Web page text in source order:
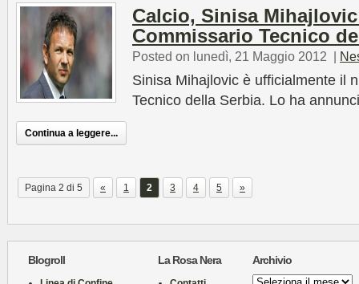
Calcio, Sinisa
Commissario Tecnico
Posted on lunedì, 21 Maggio 2012 |
Sinisa Mihajlovic è ufficialmente il
Tecnico della Serbia. Lo ha
Continua a leggere...
Pagina 2 di 5 « 1 2 3 4 5 »
Blogroll La Rosa Nera Archivio
Archivio